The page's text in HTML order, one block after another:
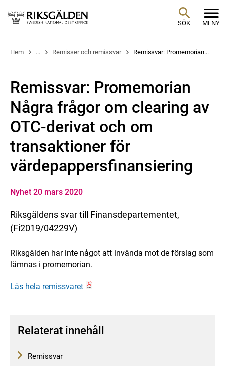
SÖK MENY
Hem ... Remisser och remissvar Remissvar: Promemorian...
Remissvar: Promemorian
Några frågor om clearing av
OTC-derivat och om
transaktioner för
värdepappersfinansiering
Nyhet 20 mars 2020
Riksgäldens svar till Finansdepartementet,
(Fi2019/04229V)
Riksgälden har inte något att invända mot de förslag som
lämnas i promemorian.
Läs hela remissvaret
Relaterat innehåll
Remissvar